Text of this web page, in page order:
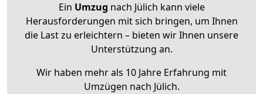
Ein Umzug nach Jülich kann viele
Herausforderungen mit sich bringen, um Ihnen
die Last zu erleichtern – bieten wir Ihnen unsere
Unterstützung an.
Wir haben mehr als 10 Jahre Erfahrung mit
Umzügen nach Jülich.